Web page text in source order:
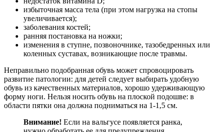
избыточная масса тела (при этом нагрузка на стопы
увеличивается);
заболевания костей;
ранняя постановка на ножки;
изменения в ступне, позвоночнике, тазобедренных или
коленных суставах, возникающие после травмы.
Неправильно подобранная обувь может спровоцировать
развитие патологии: для детей следует выбирать удобную
обувь из качественных материалов, хорошо удерживающую
форму ноги. Нельзя носить обувь на плоской подошве: в
области пятки она должна подниматься на 1-1,5 см.
Внимание! Если на вальгусе появляется ранка,